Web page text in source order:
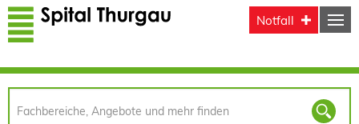
Direkt zum Inhalt
Notfall